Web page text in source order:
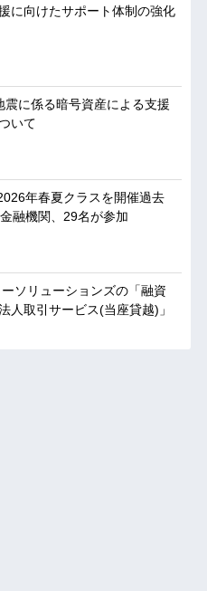
に向けたサポート体制の強化
震に係る暗号資産による支援
いて
年春夏クラスを開催過去
融機関、29名が参加
ソリューションズの「融資
人取引サービス(当座貸越)」